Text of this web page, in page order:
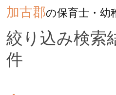
加古郡の保育士・幼
絞り込み検索
件